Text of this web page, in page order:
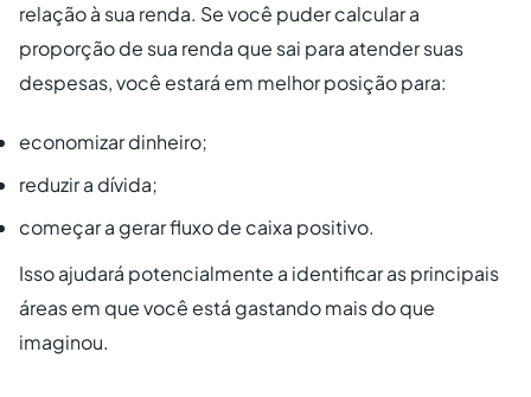
relação à sua renda. Se você puder calcular a
proporção de sua renda que sai para atender suas
despesas, você estará em melhor posição para:
economizar dinheiro;
reduzir a dívida;
começar a gerar fluxo de caixa positivo.
Isso ajudará potencialmente a identificar as principais
áreas em que você está gastando mais do que
imaginou.